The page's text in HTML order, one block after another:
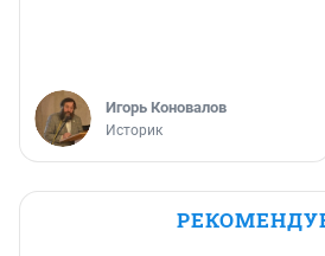
Игорь Коновалов
Историк